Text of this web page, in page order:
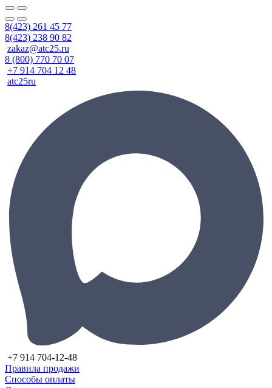
8(423) 261 45 77
8(423) 238 90 82
zakaz@atc25.ru
8 (800) 770 70 07
+7 914 704 12 48
atc25ru
+7 914 704-12-48
Правила продажи
Способы оплаты